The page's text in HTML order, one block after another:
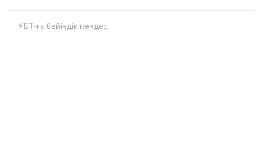
ҰБТ-ға бейіндік пәндер